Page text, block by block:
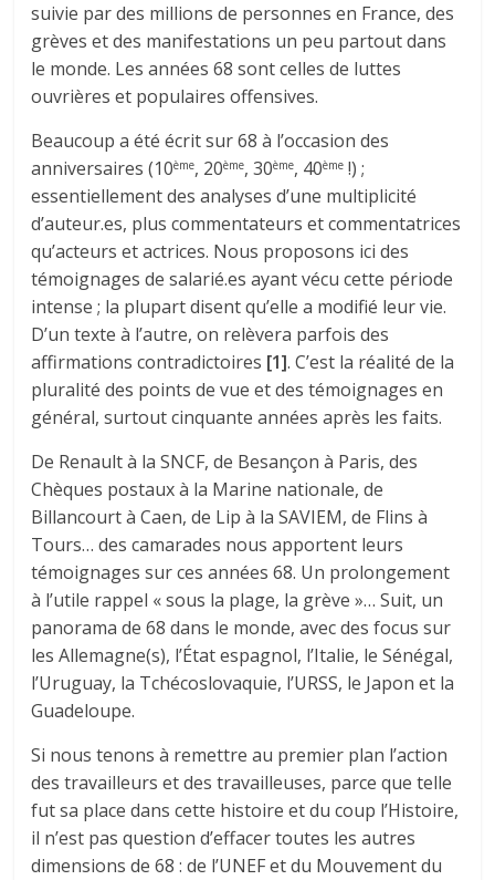
suivie par des millions de personnes en France, des
grèves et des manifestations un peu partout dans
le monde. Les années 68 sont celles de luttes
ouvrières et populaires offensives.
Beaucoup a été écrit sur 68 à l’occasion des
anniversaires (10ème, 20ème, 30ème, 40ème !) ;
essentiellement des analyses d’une multiplicité
d’auteur.es, plus commentateurs et commentatrices
qu’acteurs et actrices. Nous proposons ici des
témoignages de salarié.es ayant vécu cette période
intense ; la plupart disent qu’elle a modifié leur vie.
D’un texte à l’autre, on relèvera parfois des
affirmations contradictoires [1]. C’est la réalité de la
pluralité des points de vue et des témoignages en
général, surtout cinquante années après les faits.
De Renault à la SNCF, de Besançon à Paris, des
Chèques postaux à la Marine nationale, de
Billancourt à Caen, de Lip à la SAVIEM, de Flins à
Tours… des camarades nous apportent leurs
témoignages sur ces années 68. Un prolongement
à l’utile rappel « sous la plage, la grève »… Suit, un
panorama de 68 dans le monde, avec des focus sur
les Allemagne(s), l’État espagnol, l’Italie, le Sénégal,
l’Uruguay, la Tchécoslovaquie, l’URSS, le Japon et la
Guadeloupe.
Si nous tenons à remettre au premier plan l’action
des travailleurs et des travailleuses, parce que telle
fut sa place dans cette histoire et du coup l’Histoire,
il n’est pas question d’effacer toutes les autres
dimensions de 68 : de l’UNEF et du Mouvement du